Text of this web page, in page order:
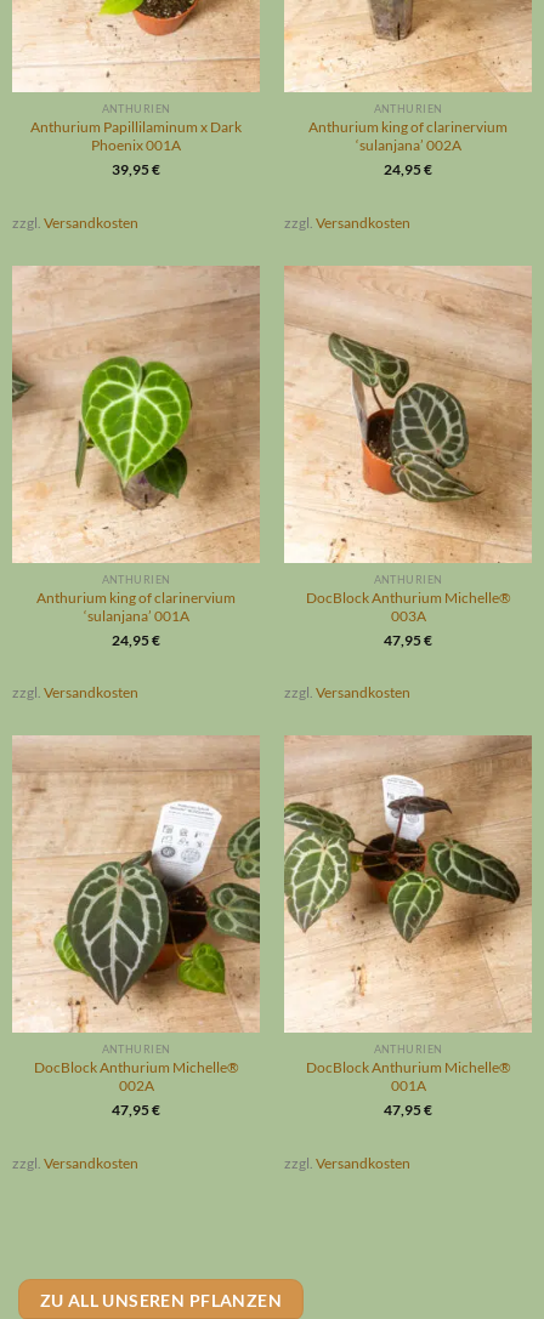
ANTHURIEN
Anthurium Papillilaminum x Dark
Phoenix 001A
39,95€
zzgl. Versandkosten
ANTHURIEN
Anthurium king of clarinervium
‘sulanjana’ 002A
24,95€
zzgl. Versandkosten
ANTHURIEN
Anthurium king of clarinervium
‘sulanjana’ 001A
24,95€
zzgl. Versandkosten
ANTHURIEN
DocBlock Anthurium Michelle®
003A
47,95€
zzgl. Versandkosten
ANTHURIEN
DocBlock Anthurium Michelle®
002A
47,95€
zzgl. Versandkosten
ANTHURIEN
DocBlock Anthurium Michelle®
001A
47,95€
zzgl. Versandkosten
ZU ALL UNSEREN PFLANZEN